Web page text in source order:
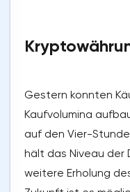
Gestern konnten
Kaufvolumina
auf den Vier-
hält das Niveau der
weitere Erholung